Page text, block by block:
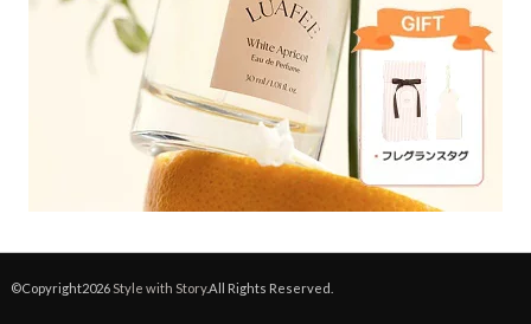
©Copyright2026Style with Story.All Rights Reserved.